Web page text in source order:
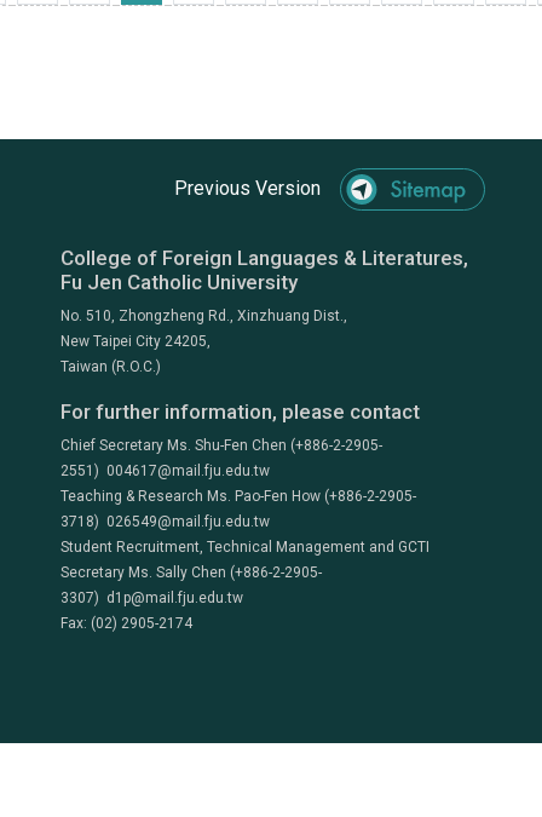
Previous Version
College of Foreign Languages & Literatures,
Fu Jen Catholic University
No. 510, Zhongzheng Rd., Xinzhuang Dist.,
New Taipei City 24205,
Taiwan (R.O.C.)
For further information, please contact
Chief Secretary Ms. Shu-Fen Chen (+886-2-2905-
2551) 004617@mail.fju.edu.tw
Teaching & Research Ms. Pao-Fen How (+886-2-2905-
3718) 026549@mail.fju.edu.tw
Student Recruitment, Technical Management and GCTI
Secretary Ms. Sally Chen (+886-2-2905-
3307) d1p@mail.fju.edu.tw
Fax: (02) 2905-2174